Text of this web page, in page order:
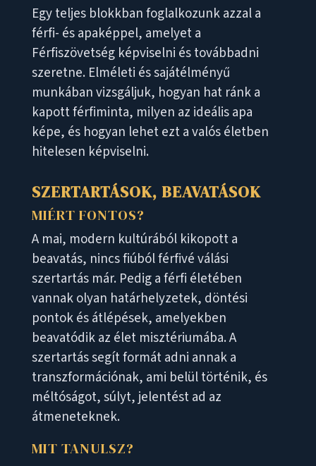
Egy teljes blokkban foglalkozunk azzal a
férfi- és apaképpel, amelyet a
Férfiszövetség képviselni és továbbadni
szeretne. Elméleti és sajátélményű
munkában vizsgáljuk, hogyan hat ránk a
kapott férfiminta, milyen az ideális apa
képe, és hogyan lehet ezt a valós életben
hitelesen képviselni.
SZERTARTÁSOK, BEAVATÁSOK
MIÉRT FONTOS?
A mai, modern kultúrából kikopott a
beavatás, nincs fiúból férfivé válási
szertartás már. Pedig a férfi életében
vannak olyan határhelyzetek, döntési
pontok és átlépések, amelyekben
beavatódik az élet misztériumába. A
szertartás segít formát adni annak a
transzformációnak, ami belül történik, és
méltóságot, súlyt, jelentést ad az
átmeneteknek.
MIT TANULSZ?